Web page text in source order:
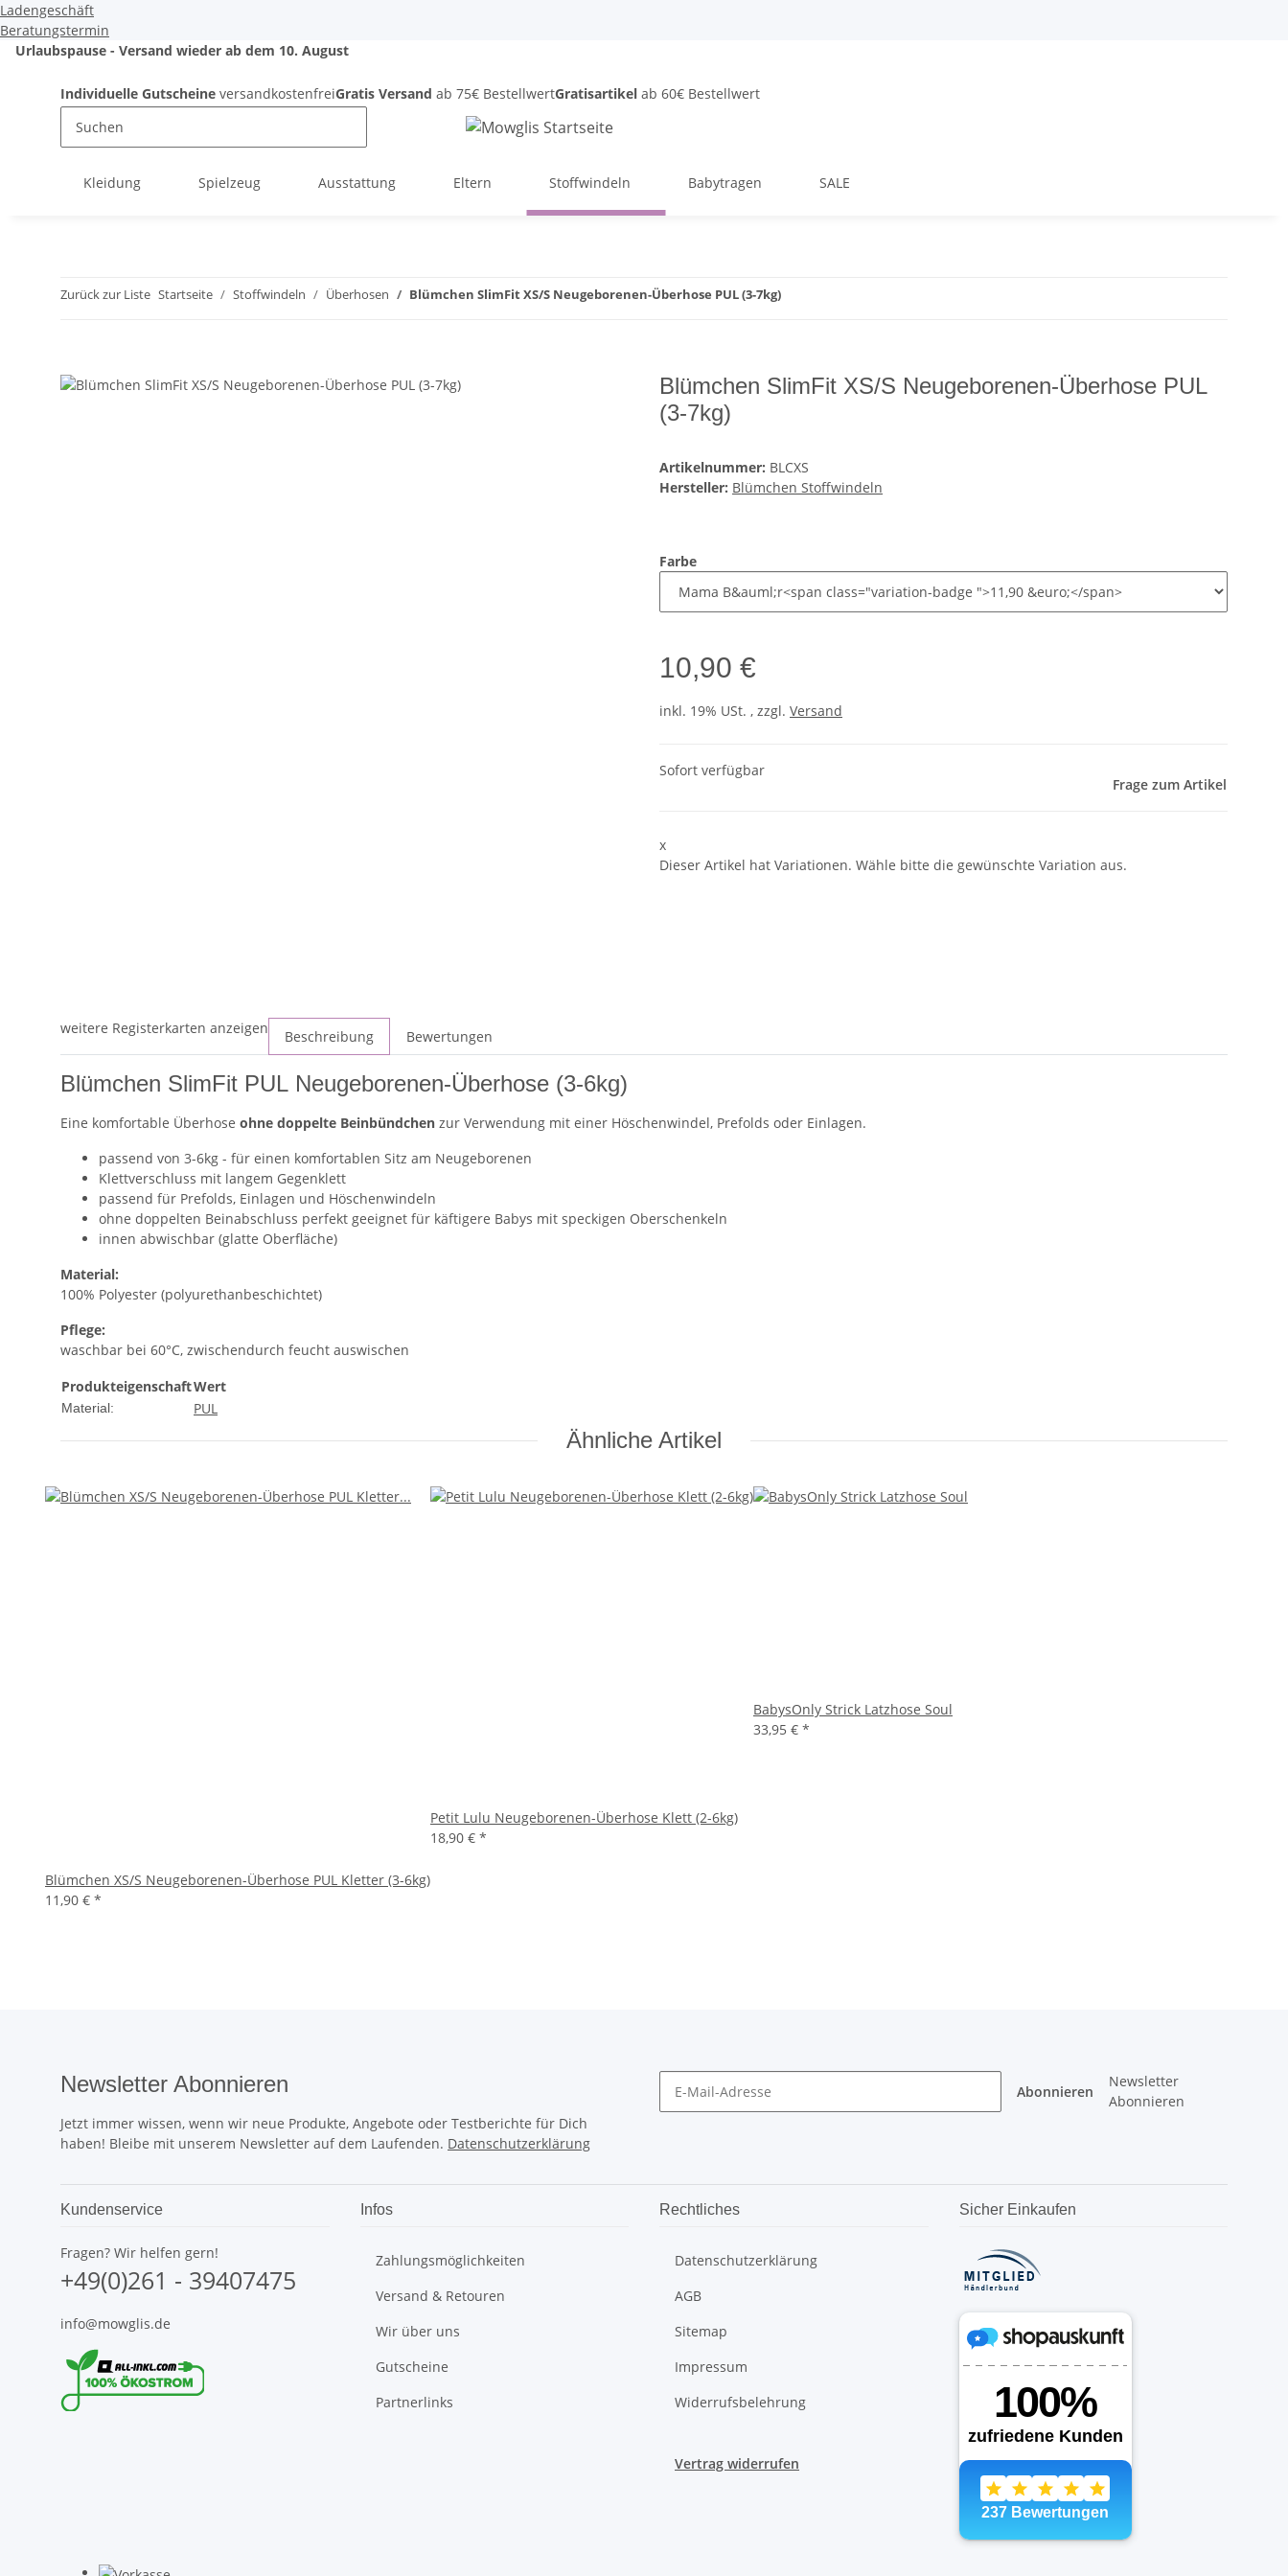
Ladengeschäft
Beratungstermin
Urlaubspause - Versand wieder ab dem 10. August
Individuelle Gutscheine versandkostenfreiGratis Versand ab 75€ BestellwertGratisartikel ab 60€ Bestellwert
Kleidung Spielzeug Ausstattung Eltern Stoffwindeln Babytragen SALE
Zurück zur Liste Startseite Stoffwindeln Überhosen Blümchen SlimFit XS/S Neugeborenen-Überhose PUL (3-7kg)
Blümchen SlimFit XS/S Neugeborenen-Überhose PUL
(3-7kg)
Artikelnummer: BLCXS
Hersteller: Blümchen Stoffwindeln
Farbe
10,90 €
inkl. 19% USt. , zzgl. Versand
Sofort verfügbar
Frage zum Artikel
x
Dieser Artikel hat Variationen. Wähle bitte die gewünschte Variation aus.
weitere Registerkarten anzeigen Beschreibung Bewertungen
Blümchen SlimFit PUL Neugeborenen-Überhose (3-6kg)
Eine komfortable Überhose ohne doppelte Beinbündchen zur Verwendung mit einer Höschenwindel, Prefolds oder Einlagen.
passend von 3-6kg - für einen komfortablen Sitz am Neugeborenen
Klettverschluss mit langem Gegenklett
passend für Prefolds, Einlagen und Höschenwindeln
ohne doppelten Beinabschluss perfekt geeignet für käftigere Babys mit speckigen Oberschenkeln
innen abwischbar (glatte Oberfläche)
Material:
100% Polyester (polyurethanbeschichtet)
Pflege:
waschbar bei 60°C, zwischendurch feucht auswischen
ProdukteigenschaftWert
Material: PUL
Ähnliche Artikel
Blümchen XS/S Neugeborenen-Überhose PUL Kletter (3-6kg)
11,90 € *
Petit Lulu Neugeborenen-Überhose Klett (2-6kg)
18,90 € *
BabysOnly Strick Latzhose Soul
33,95 € *
Newsletter Abonnieren
Jetzt immer wissen, wenn wir neue Produkte, Angebote oder Testberichte für Dich
haben! Bleibe mit unserem Newsletter auf dem Laufenden. Datenschutzerklärung
Abonnieren
Newsletter
Abonnieren
Kundenservice
Fragen? Wir helfen gern!
+49(0)261 - 39407475
info@mowglis.de
Infos
Zahlungsmöglichkeiten
Versand & Retouren
Wir über uns
Gutscheine
Partnerlinks
Rechtliches
Datenschutzerklärung
AGB
Sitemap
Impressum
Widerrufsbelehrung
Vertrag widerrufen
Sicher Einkaufen